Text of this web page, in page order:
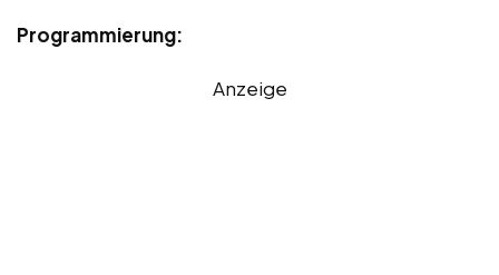
Programmierung:
Anzeige